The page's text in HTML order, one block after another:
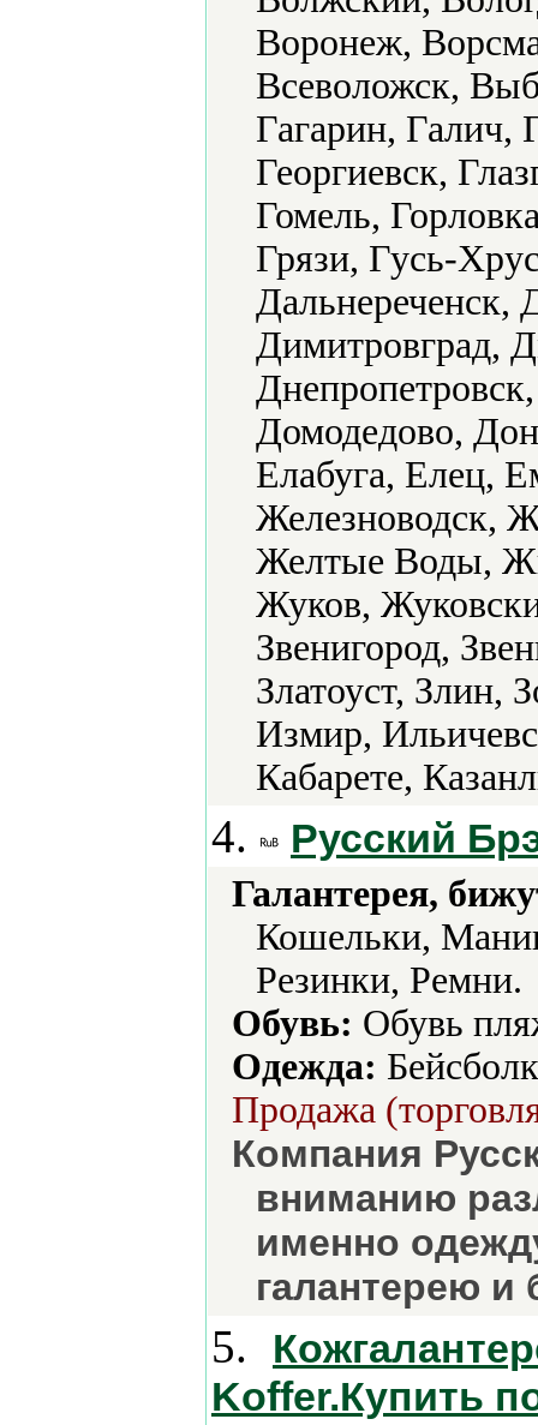
Воронеж,
Всеволожск,
Гагарин, Галич,
Георгиевск,
Гомель,
Грязи, Гусь-
Дальнереченск,
Димитровград,
Домодедово,
Елабуга, Елец,
Железноводск,
Желтые Воды,
Жуков,
Звенигород,
Златоуст, Злин,
Измир,
Кабарете,
4. Русский
Галантерея,
Кошельки,
Резинки, Ремни.
Обувь: Обувь
Одежда:
Продажа
Компания
вниманию
именно
галантерею
5.
Koffer.Купить